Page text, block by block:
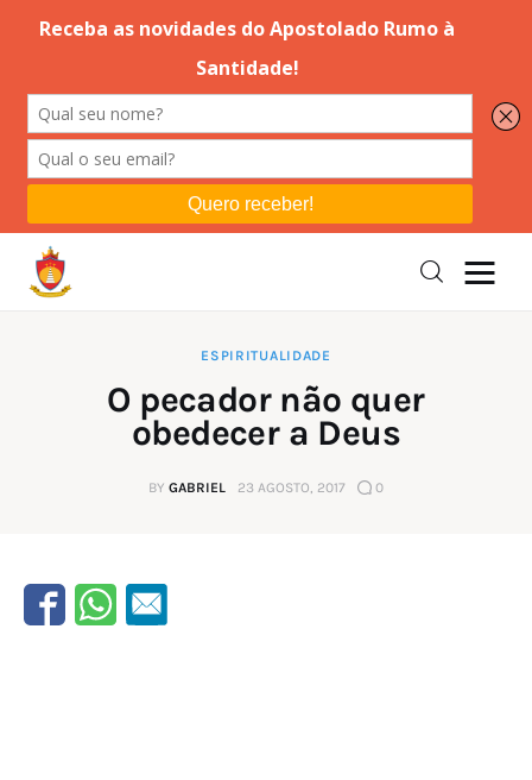
Editorial
Orações
Instruções
Espiritualidade
ESPIRITUALIDADE
O pecador não quer
obedecer a Deus
BY GABRIEL 23 AGOSTO, 2017 0